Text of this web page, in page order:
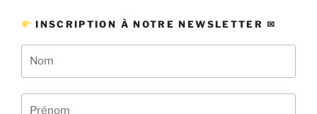
INSCRIPTION À NOTRE NEWSLETTER ✉